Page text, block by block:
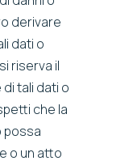
derivare
dati o
riserva il
tali dati o
che la
possa
o un atto